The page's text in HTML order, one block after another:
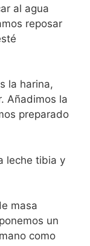
al agua
reposar
la harina,
Añadimos la
preparado
leche tibia y
masa
un
como